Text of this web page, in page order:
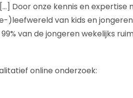
Door onze kennis en expertise
)leefwereld van kids en
van de jongeren wekelijks
online onderzoek: